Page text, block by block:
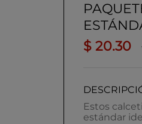
$ 20.30
Estos
estándar